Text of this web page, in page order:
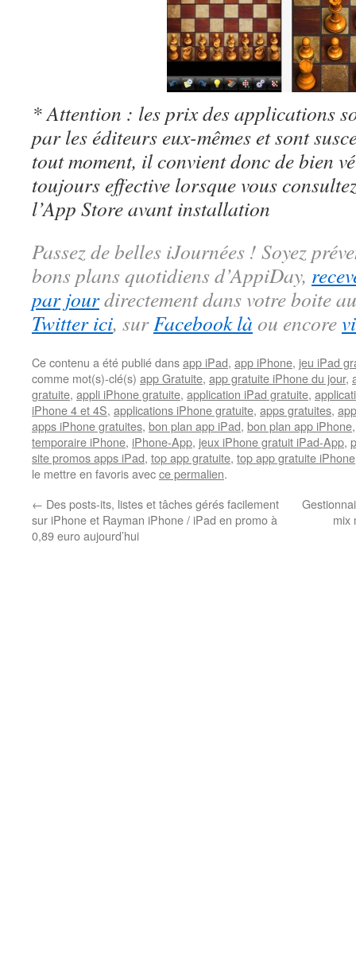
* Attention : les prix des applications
par les éditeurs eux-mêmes et sont
tout moment, il convient donc de bien
toujours effective lorsque vous
l’App Store avant installation
Passez de belles iJournées ! Soyez
bons plans quotidiens d’AppiDay,
par jourdirectement dans votre boite
Twitter ici, surFacebook là ou encore
Ce contenu a été publié dansapp iPad, app iPhone, jeu iPad
comme mot(s)-clé(s) app Gratuite, app gratuite iPhone du jour,
gratuite, appli iPhone gratuite, application iPad gratuite,
iPhone 4 et 4S, applications iPhone gratuite, apps gratuites,
apps iPhone gratuites, bon plan app iPad, bon plan app iPhone
temporaire iPhone, iPhone-App, jeux iPhone gratuit iPad-App,
site promos apps iPad, top app gratuite, top app gratuite iPhone
le mettre en favoris avecce permalien.
← Des posts-its, listes et tâches gérés facilement
sur iPhone et Rayman iPhone / iPad en promo à
0,89 euro aujourd’hui
mix